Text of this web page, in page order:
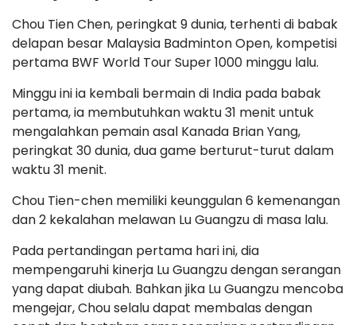
Chou Tien Chen, peringkat 9 dunia, terhenti di babak
delapan besar Malaysia Badminton Open, kompetisi
pertama BWF World Tour Super 1000 minggu lalu.
Minggu ini ia kembali bermain di India pada babak
pertama, ia membutuhkan waktu 31 menit untuk
mengalahkan pemain asal Kanada Brian Yang,
peringkat 30 dunia, dua game berturut-turut dalam
waktu 31 menit.
Chou Tien-chen memiliki keunggulan 6 kemenangan
dan 2 kekalahan melawan Lu Guangzu di masa lalu.
Pada pertandingan pertama hari ini, dia
mempengaruhi kinerja Lu Guangzu dengan serangan
yang dapat diubah. Bahkan jika Lu Guangzu mencoba
mengejar, Chou selalu dapat membalas dengan